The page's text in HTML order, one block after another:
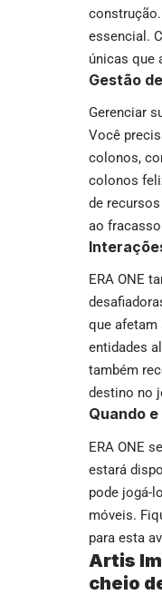
essencial.
únicas que
Gestão
Gerenciar
Você
colonos,
colonos
de
ao
ERA ONE
que afetam
entidades
também
destino no
Quando
ERA ONE
estará
pode jogá-
móveis.
para esta
Artis
cheio